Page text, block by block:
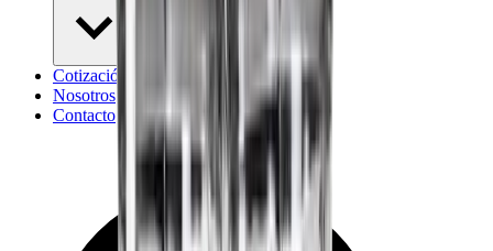
Cotización
Nosotros
Contacto